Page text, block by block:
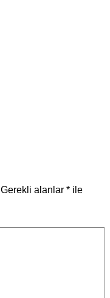
Gerekli alanlar * ile